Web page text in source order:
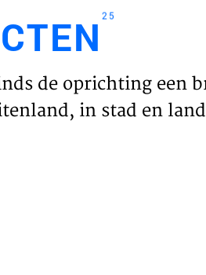
HOME
25
de oprichting een
in stad en